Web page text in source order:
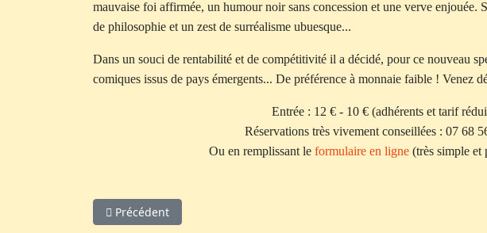
mauvaise foi affirmée, un humour noir sans concession et une verve enjouée.
de philosophie et un zest de surréalisme ubuesque...
Dans un souci de rentabilité et de compétitivité il a décidé, pour ce nouveau
comiques issus de pays émergents... De préférence à monnaie faible ! Venez
Entrée : 12 € - 10 € (adhérents et tarif
Réservations très vivement conseillées : 07 68
Ou en remplissant le formulaire en ligne(très simple et
Article précédent : L'Occitanie… pour les nuls
Précédent